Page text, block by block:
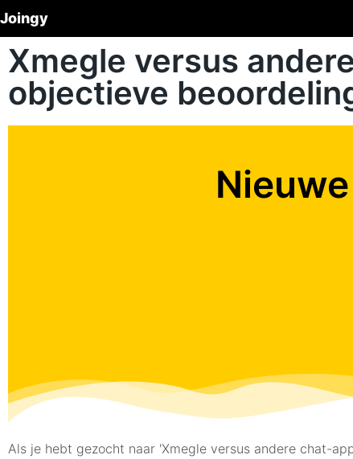
Joingy
Xmegle versus
objectieve
Als je hebt gezocht naar 'Xmegle versus andere chat-